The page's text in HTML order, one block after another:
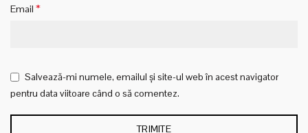
Email *
Salvează-mi numele, emailul și site-ul web în acest navigator
pentru data viitoare când o să comentez.